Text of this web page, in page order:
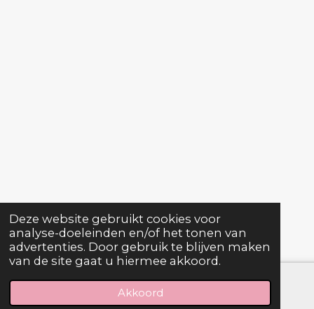
Deze website gebruikt cookies voor
analyse-doeleinden en/of het tonen van
advertenties. Door gebruik te blijven maken
van de site gaat u hiermee akkoord.
Akkoord
Telefoonnummer